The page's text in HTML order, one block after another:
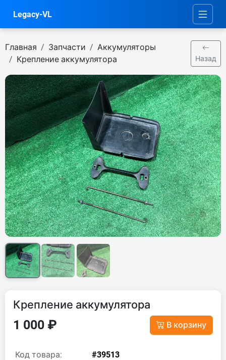
Legacy-VL
Главная Запчасти
Аккумуляторы
Крепление аккумулятора
Назад
Крепление аккумулятора
1 000 ₽ В корзину
Код товара:
#39513